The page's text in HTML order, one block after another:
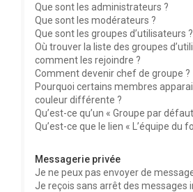
Que sont les administrateurs ?
Que sont les modérateurs ?
Que sont les groupes d’utilisateurs ?
Où trouver la liste des groupes
comment les rejoindre ?
Comment devenir chef de groupe ?
Pourquoi certains membres
couleur différente ?
Qu’est-ce qu’un « Groupe par
Qu’est-ce que le lien « L’équipe du
Messagerie privée
Je ne peux pas envoyer de
Je reçois sans arrêt des messages